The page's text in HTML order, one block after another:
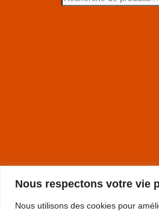
Nous respectons votre vie
Nous utilisons des cookies pour